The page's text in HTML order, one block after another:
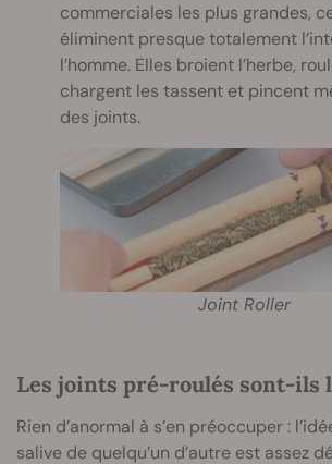
commerciales les plus grandes,
éliminent presque totalement
l’homme. Elles broient l’herbe,
chargent les tassent et pincent
des joints.
Joint Roller
Les joints pré-roulés sont-ils
Rien d’anormal à s’en préoccuper :
salive de quelqu’un d’autre est assez